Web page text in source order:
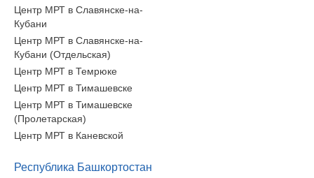
Центр МРТ в Славянске-на-
Кубани
Центр МРТ в Славянске-на-
Кубани (Отдельская)
Центр МРТ в Темрюке
Центр МРТ в Тимашевске
Центр МРТ в Тимашевске
(Пролетарская)
Центр МРТ в Каневской
Республика Башкортостан